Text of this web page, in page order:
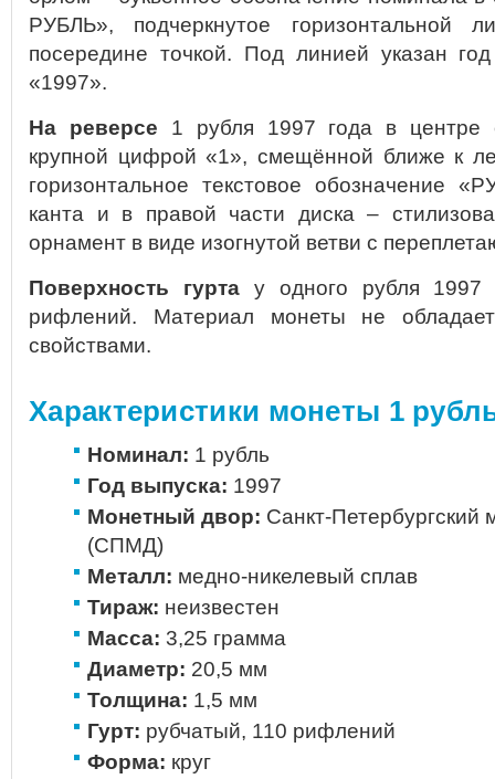
РУБЛЬ», подчеркнутое горизонтальной
посередине точкой. Под линией указан
«1997».
На реверсе 1 рубля 1997 года в центре
крупной цифрой «1», смещённой ближе к
горизонтальное текстовое обозначение
канта и в правой части диска –
орнамент в виде изогнутой ветви с
Поверхность гуртау одного рубля 1997
рифлений. Материал монеты не
свойствами.
Характеристики монеты 1
Номинал: 1 рубль
Год выпуска: 1997
Монетный двор: Санкт-Петербургский
(СПМД)
Металл: медно-никелевый сплав
Тираж: неизвестен
Масса: 3,25 грамма
Диаметр: 20,5 мм
Толщина: 1,5 мм
Гурт: рубчатый, 110 рифлений
Форма: круг